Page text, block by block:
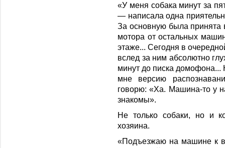
«У меня собака минут за
— написала одна
За основную была принята
мотора от остальных
этаже... Сегодня в
вслед за ним абсолютно
минут до писка
мне версию
говорю: «Ха. Машина-то у
знакомы».
Не только собаки, но и
хозяина.
«Подъезжаю на машине к